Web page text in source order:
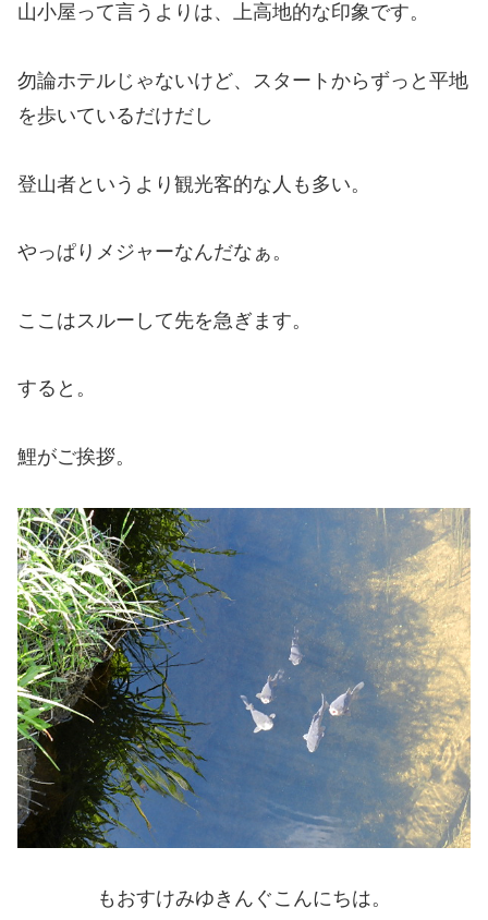
山小屋って言うよりは、上高地的な印象です。
勿論ホテルじゃないけど、スタートからずっと平地
を歩いているだけだし
登山者というより観光客的な人も多い。
やっぱりメジャーなんだなぁ。
ここはスルーして先を急ぎます。
すると。
鯉がご挨拶。
もおすけみゆきんぐこんにちは。